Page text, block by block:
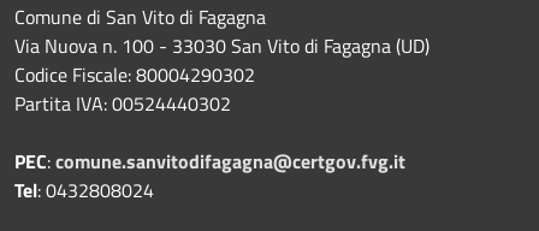
Comune di San Vito di Fagagna
Via Nuova n. 100 - 33030 San Vito di Fagagna (UD)
Codice Fiscale: 80004290302
Partita IVA: 00524440302
PEC:comune.sanvitodifagagna@certgov.fvg.it
Tel: 0432808024